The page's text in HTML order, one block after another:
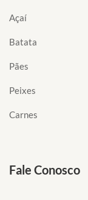
Açaí
Batata
Pães
Peixes
Carnes
Fale Conosco